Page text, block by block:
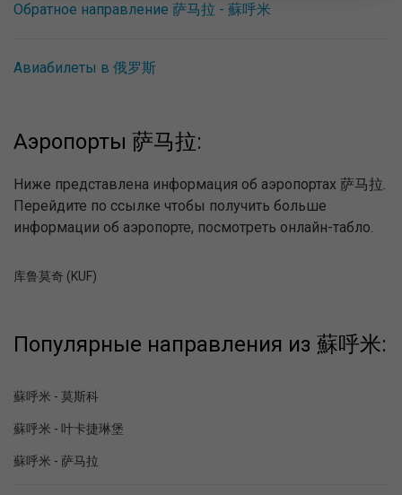
Обратное направление 萨马拉 - 蘇呼米
Авиабилеты в 俄罗斯
Аэропорты 萨马拉:
Ниже представлена информация об аэропортах 萨马拉.
Перейдите по ссылке чтобы получить больше
информации об аэропорте, посмотреть онлайн-табло.
库鲁莫奇 (KUF)
Популярные направления из 蘇呼米:
蘇呼米 - 莫斯科
蘇呼米 - 叶卡捷琳堡
蘇呼米 - 萨马拉